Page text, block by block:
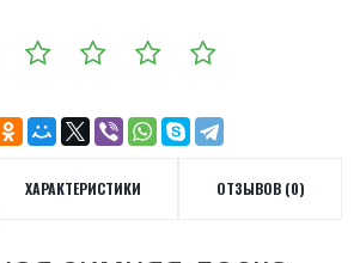
ХАРАКТЕРИСТИКИ ОТЗЫВОВ (0)